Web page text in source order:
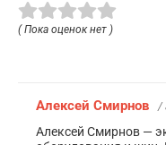
( Пока оценок нет )
Алексей Смирнов /
Алексей Смирнов —